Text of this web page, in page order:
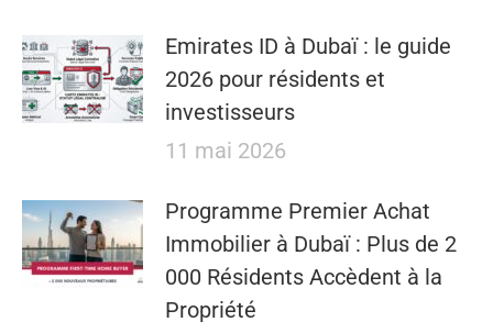
Emirates ID à Dubaï : le guide
2026 pour résidents et
investisseurs
11 mai 2026
​​Programme Premier Achat
Immobilier à Dubaï : Plus de 2
000 Résidents Accèdent à la
Propriété